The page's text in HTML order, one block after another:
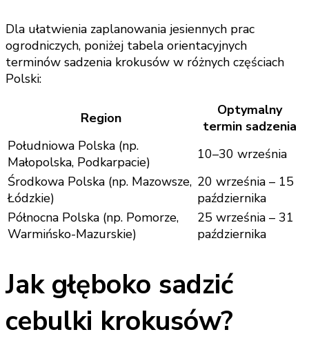
Dla ułatwienia zaplanowania jesiennych prac
ogrodniczych, poniżej tabela orientacyjnych
terminów sadzenia krokusów w różnych częściach
Polski:
Region
Optymalny
termin sadzenia
Południowa Polska (np.
Małopolska, Podkarpacie)
10–30 września
Środkowa Polska (np. Mazowsze,
Łódzkie)
20 września – 15
października
Północna Polska (np. Pomorze,
Warmińsko-Mazurskie)
25 września – 31
października
Jak głęboko sadzić
cebulki krokusów?